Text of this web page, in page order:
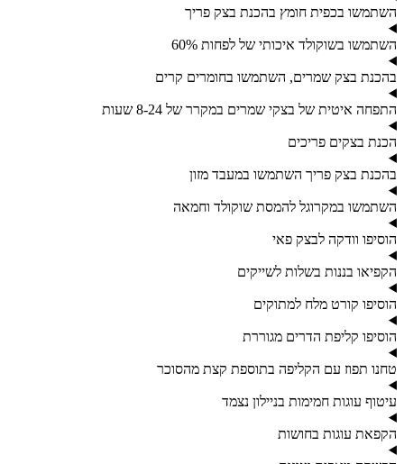
השתמשו בכפית חומץ בהכנת בצק פריך
השתמשו בשוקולד איכותי של לפחות 60%
בהכנת בצק שמרים, השתמשו בחומרים קרים
התפחה איטית של בצקי שמרים במקרר של 8-24 שעות
הכנת בצקים פריכים
בהכנת בצק פריך השתמשו במעבד מזון
השתמשו במקרוגל להמסת שוקולד וחמאה
הוסיפו וודקה לבצק פאי
הקפיאו בננות בשלות לשייקים
הוסיפו קורט מלח למתוקים
הוסיפו קליפת הדרים מגוררת
טחנו תפוז עם הקליפה בתוספת קצת מהסוכר
עיטוף עוגות חמימות בניילון נצמד
הקפאת עוגות בחושות